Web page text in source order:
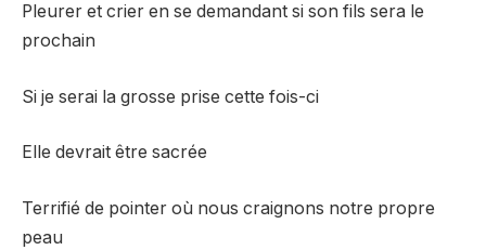
Pleurer et crier en se demandant si son fils sera le
prochain
Si je serai la grosse prise cette fois-ci
Elle devrait être sacrée
Terrifié de pointer où nous craignons notre propre
peau